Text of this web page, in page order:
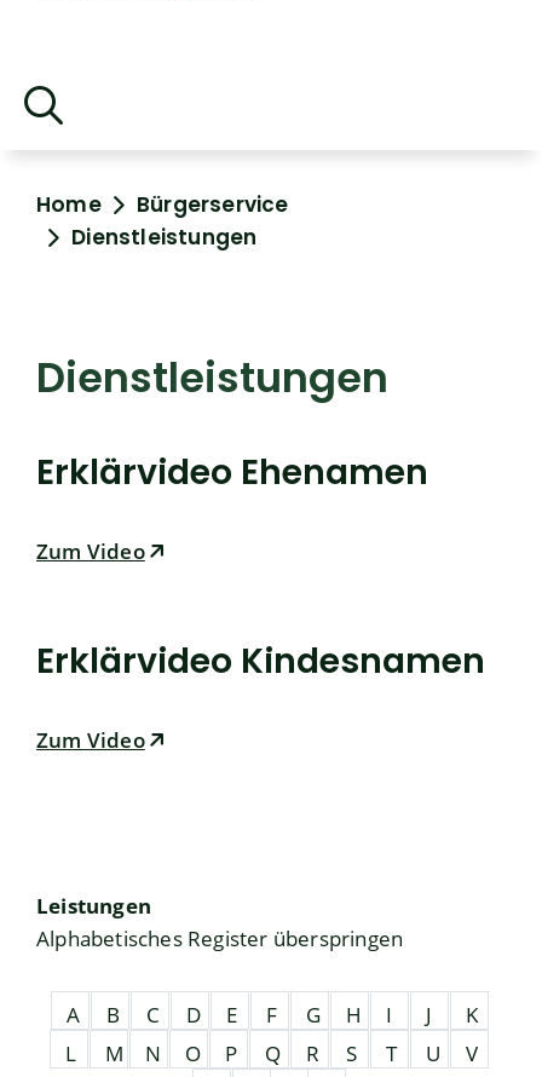
Home
Bürgerservice
Dienstleistungen
Dienstleistungen
Erklärvideo Ehenamen
Zum Video
Erklärvideo Kindesnamen
Zum Video
Leistungen
Alphabetisches Register überspringen
A B C D E F G H I J
K
L
M N O P Q R S T U
V